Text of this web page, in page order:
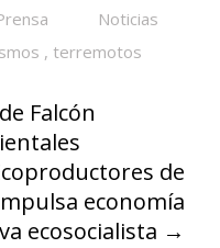
Noticias
, terremotos
Falcón
de
economía
ecosocialista →